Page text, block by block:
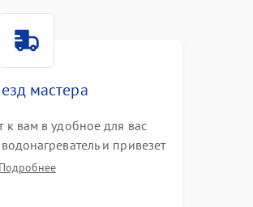
мастера
к вам в удобное для вас
и привезет
Подробнее